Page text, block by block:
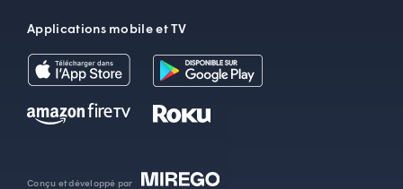
Applications mobile et TV
Conçu et développé par